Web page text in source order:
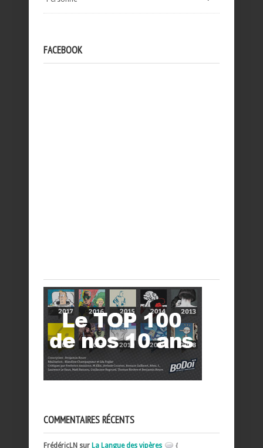
FACEBOOK
COMMENTAIRES RÉCENTS
FrédéricLN sur La Langue des vipères
{